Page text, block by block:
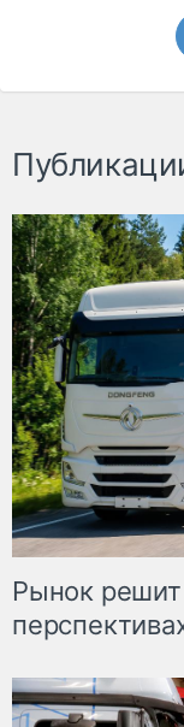
Рынок